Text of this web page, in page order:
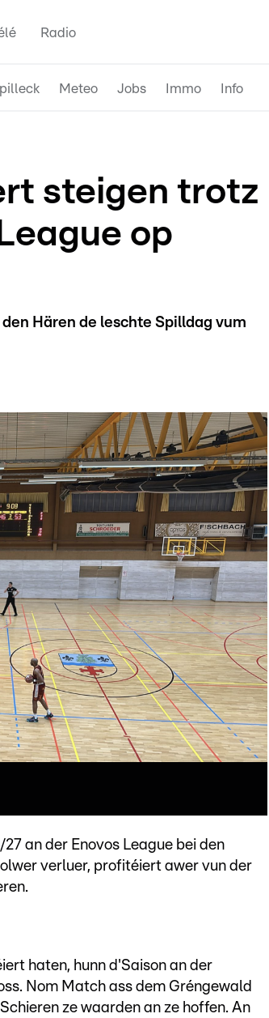
Radio
Meteo Jobs Immo Info
steigen trotz
op
Hären de leschte Spilldag vum
an der Enovos League bei den
verluer, profitéiert awer vun der
haten, hunn d'Saison an der
Nom Match ass dem Gréngewald
ze waarden an ze hoffen. An